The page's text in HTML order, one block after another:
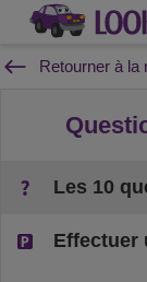
Retourner à la
Les 10
Effectuer